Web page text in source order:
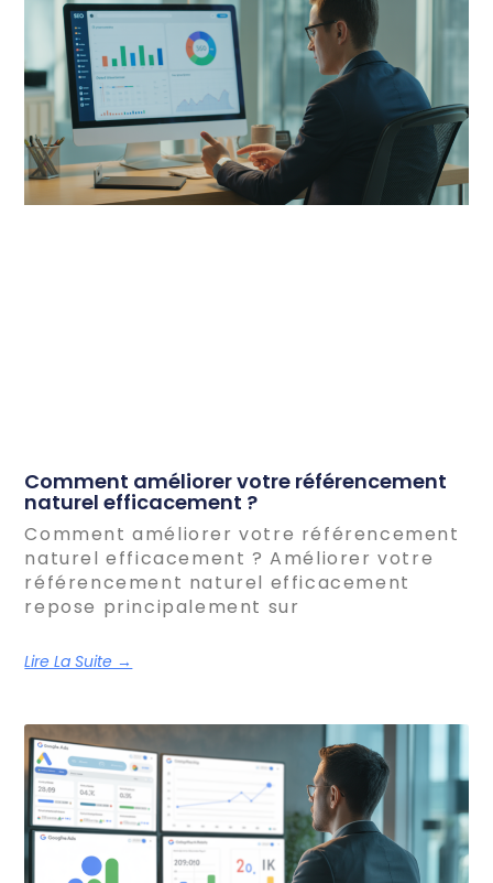
Comment améliorer votre référencement
naturel efficacement ?
Comment améliorer votre référencement
naturel efficacement ? Améliorer votre
référencement naturel efficacement
repose principalement sur
Lire La Suite →